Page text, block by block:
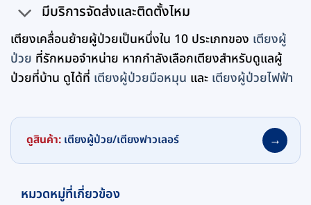
มีบริการจัดส่งและติดตั้งไหม
เตียงเคลื่อนย้ายผู้ป่วยเป็นหนึ่งใน 10 ประเภทของ เตียงผู้
ป่วย ที่รักหมอจำหน่าย หากกำลังเลือกเตียงสำหรับดูแลผู้
ป่วยที่บ้าน ดูได้ที่ เตียงผู้ป่วยมือหมุน และ เตียงผู้ป่วยไฟฟ้า
ดูสินค้า: เตียงผู้ป่วย/เตียงฟาวเลอร์ →
หมวดหมู่ที่เกี่ยวข้อง